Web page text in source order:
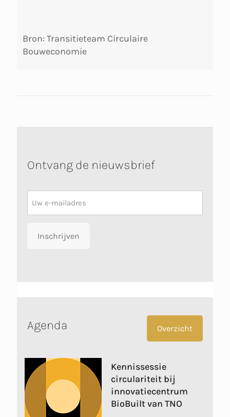
Bron: Transitieteam Circulaire
Bouweconomie
Ontvang de nieuwsbrief
Inschrijven
Agenda Overzicht
Kennissessie
circulariteit bij
innovatiecentrum
BioBuilt van TNO